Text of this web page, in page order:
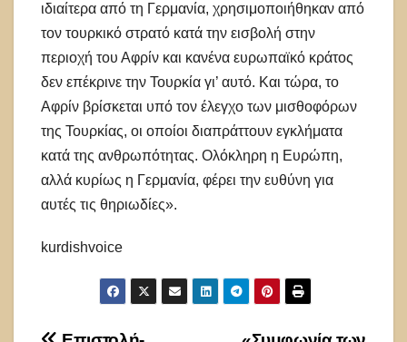
ιδιαίτερα από τη Γερμανία, χρησιμοποιήθηκαν από
τον τουρκικό στρατό κατά την εισβολή στην
περιοχή του Αφρίν και κανένα ευρωπαϊκό κράτος
δεν επέκρινε την Τουρκία γι’ αυτό. Και τώρα, το
Αφρίν βρίσκεται υπό τον έλεγχο των μισθοφόρων
της Τουρκίας, οι οποίοι διαπράττουν εγκλήματα
κατά της ανθρωπότητας. Ολόκληρη η Ευρώπη,
αλλά κυρίως η Γερμανία, φέρει την ευθύνη για
αυτές τις θηριωδίες».
kurdishvoice